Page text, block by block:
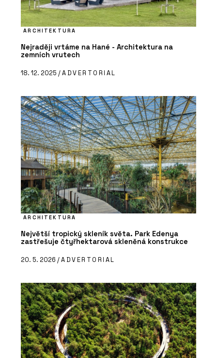
ARCHITEKTURA
Nejraději vrtáme na Hané - Architektura na
zemních vrutech
18. 12. 2025 /ADVERTORIAL
ARCHITEKTURA
Největší tropický skleník světa. Park Edenya
zastřešuje čtyřhektarová skleněná konstrukce
20. 5. 2026 /ADVERTORIAL